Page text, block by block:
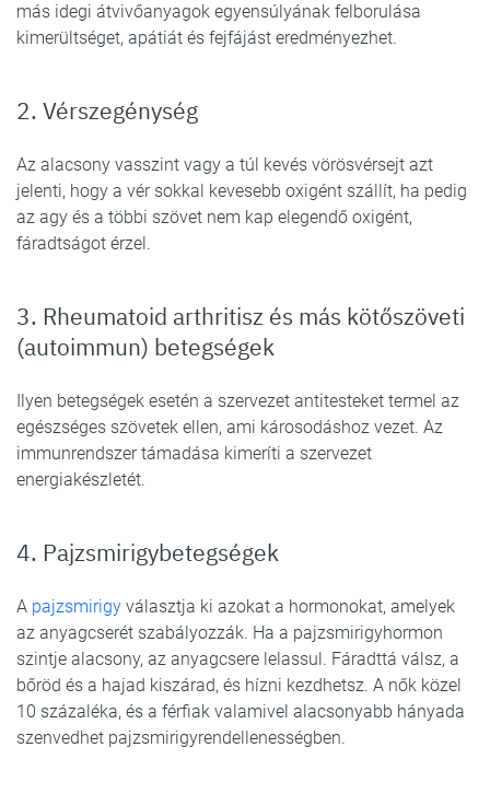
más idegi átvivőanyagok egyensúlyának felborulása
kimerültséget, apátiát és fejfájást eredményezhet.
2. Vérszegénység
Az alacsony vasszint vagy a túl kevés vörösvérsejt azt
jelenti, hogy a vér sokkal kevesebb oxigént szállít, ha pedig
az agy és a többi szövet nem kap elegendő oxigént,
fáradtságot érzel.
3. Rheumatoid arthritisz és más kötőszöveti
(autoimmun) betegségek
Ilyen betegségek esetén a szervezet antitesteket termel az
egészséges szövetek ellen, ami károsodáshoz vezet. Az
immunrendszer támadása kimeríti a szervezet
energiakészletét.
4. Pajzsmirigybetegségek
A pajzsmirigy választja ki azokat a hormonokat, amelyek
az anyagcserét szabályozzák. Ha a pajzsmirigyhormon
szintje alacsony, az anyagcsere lelassul. Fáradttá válsz, a
bőröd és a hajad kiszárad, és hízni kezdhetsz. A nők közel
10 százaléka, és a férfiak valamivel alacsonyabb hányada
szenvedhet pajzsmirigyrendellenességben.